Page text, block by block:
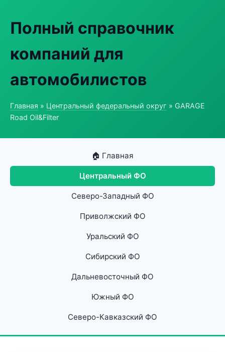
Полный справочник
компаний для
автомобилистов
Главная » Центральный федеральный округ » GARAGE
Road Oil&Filter
🏠 Главная
Центральный ФО
Северо-Западный ФО
Приволжский ФО
Уральский ФО
Сибирский ФО
Дальневосточный ФО
Южный ФО
Северо-Кавказский ФО